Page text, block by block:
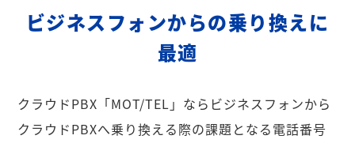
ビジネスフォンからの乗り換えに
最適
クラウドPBX「MOT/TEL」ならビジネスフォンから
クラウドPBXへ乗り換える際の課題となる電話番号